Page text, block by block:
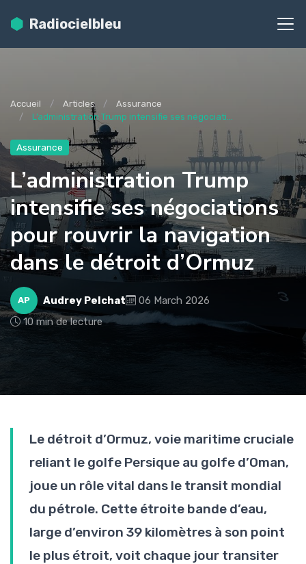
Radiocielbleu
Accueil Articles
Assurance
L’administration Trump intensifie ses négociati...
Assurance
L’administration Trump
intensifie ses négociations
pour rouvrir la navigation
dans le détroit d’Ormuz
AP Audrey Pelchat
06 March 2026
10 min de lecture
Le détroit d’Ormuz, voie maritime cruciale
reliant le golfe Persique au golfe d’Oman,
joue un rôle vital dans le transit mondial
du pétrole. Cette étroite bande d’eau,
large d’environ 39 kilomètres à son point
le plus étroit, voit chaque jour transiter